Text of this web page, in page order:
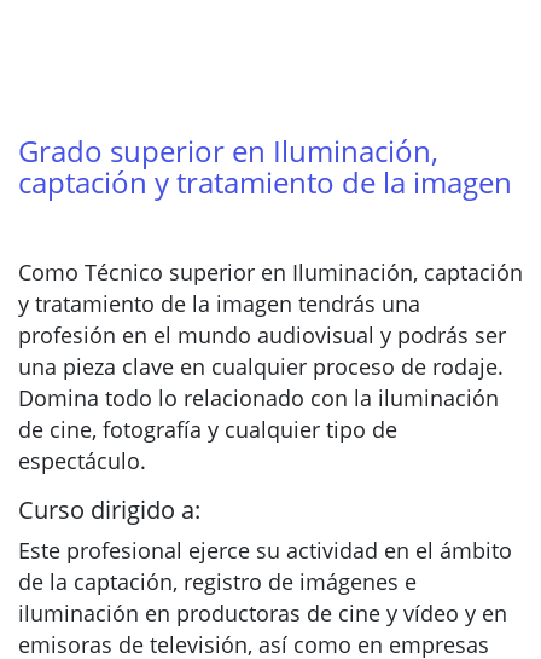
Grado superior en Iluminación,
captación y tratamiento de la imagen
Como Técnico superior en Iluminación, captación
y tratamiento de la imagen tendrás una
profesión en el mundo audiovisual y podrás ser
una pieza clave en cualquier proceso de rodaje.
Domina todo lo relacionado con la iluminación
de cine, fotografía y cualquier tipo de
espectáculo.
Curso dirigido a:
Este profesional ejerce su actividad en el ámbito
de la captación, registro de imágenes e
iluminación en productoras de cine y vídeo y en
emisoras de televisión, así como en empresas